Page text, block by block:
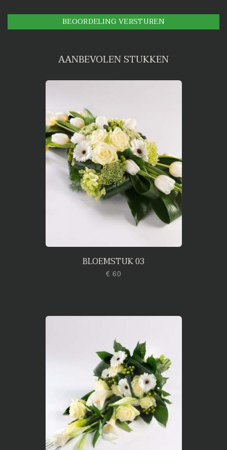
BEOORDELING VERSTUREN
AANBEVOLEN STUKKEN
BLOEMSTUK 03
€ 60